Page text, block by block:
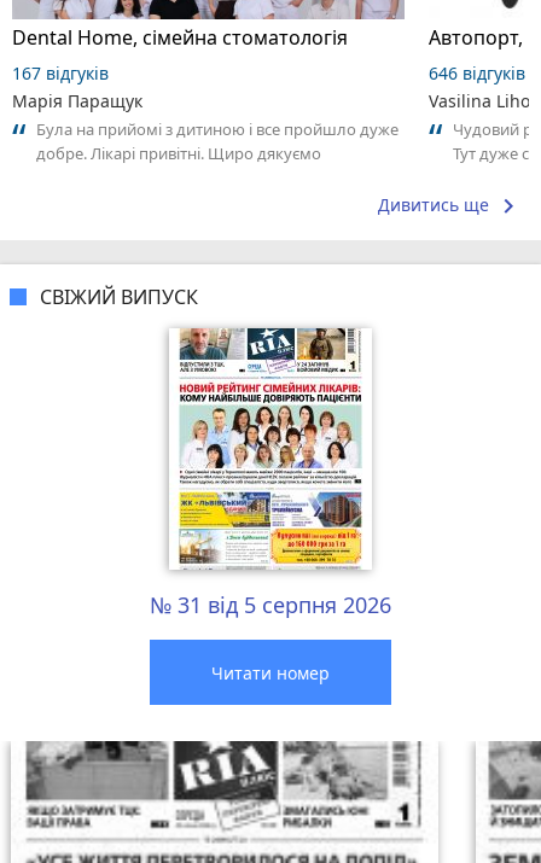
Dental Home, сімейна стоматологія
167 відгуків
Марія Паращук
Була на прийомі з дитиною і все пройшло дуже
добре. Лікарі привітні. Щиро дякуємо
Автопорт,
646 відгуків
Vasilina
Чудовий
Тут дуже
Дивитись ще keyboard_arrow_right
СВІЖИЙ ВИПУСК
№ 31 від 5 серпня 2026
Читати номер